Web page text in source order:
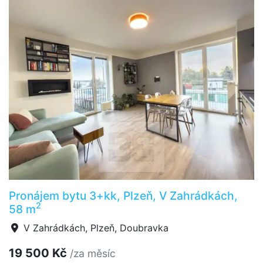
Pronájem bytu 3+kk, Plzeň, V Zahrádkách,
58 m2
V Zahrádkách, Plzeň, Doubravka
19 500 Kč /za měsíc